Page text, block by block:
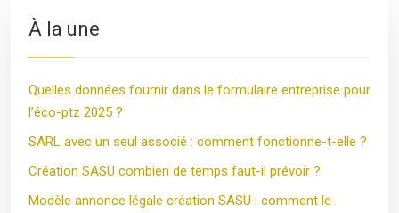
À la une
Quelles données fournir dans le formulaire entreprise pour
l’éco-ptz 2025 ?
SARL avec un seul associé : comment fonctionne-t-elle ?
Création SASU combien de temps faut-il prévoir ?
Modèle annonce légale création SASU : comment le